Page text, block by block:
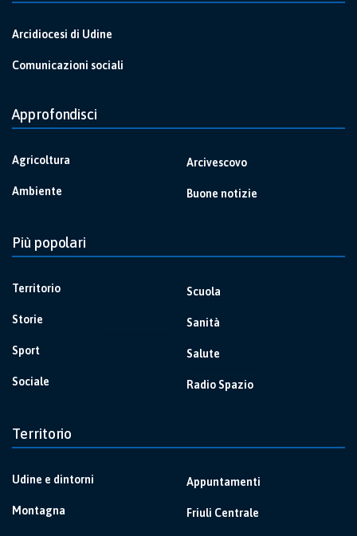
Arcidiocesi di Udine
Comunicazioni sociali
Approfondisci
Agricoltura
Ambiente
Arcivescovo
Buone notizie
Più popolari
Territorio
Storie
Sport
Sociale
Scuola
Sanità
Salute
Radio Spazio
Territorio
Udine e dintorni
Montagna
Appuntamenti
Friuli Centrale